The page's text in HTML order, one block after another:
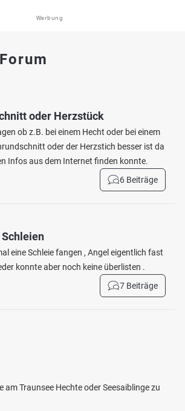
Werbung
oder Herzstück
ob z.B. bei einem Hecht oder bei einem
oder der Herzstich besser ist da
Infos aus dem Internet finden konnte.
6 Beiträge
eine Schleie fangen , Angel eigentlich fast
konnte aber noch keine überlisten .
7 Beiträge
am Traunsee Hechte oder Seesaiblinge zu